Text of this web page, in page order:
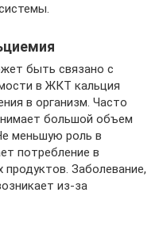
быть связано с
в ЖКТ кальция
в организм. Часто
большой объем
меньшую роль в
потребление в
Заболевание,
из-за